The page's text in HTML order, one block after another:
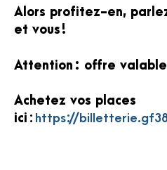
Alors profitez-en,
et vous !
Attention : offre valable
Achetez vos places
ici : https://